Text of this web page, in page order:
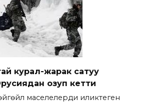
курал-жарак сатуу
озуп кетти
маселелерди иликтеген